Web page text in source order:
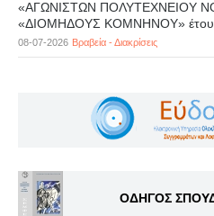
«ΑΓΩΝΙΣΤΩΝ ΠΟΛΥΤΕΧΝΕΙΟΥ
«ΔΙΟΜΗΔΟΥΣ ΚΟΜΝΗΝΟΥ»
08-07-2026 Βραβεία - Διακρίσεις
ΟΔΗΓΟΣ